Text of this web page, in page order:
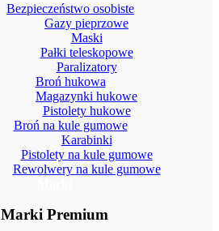
Bezpieczeństwo osobiste
Gazy pieprzowe
Maski
Pałki teleskopowe
Paralizatory
Broń hukowa
Magazynki hukowe
Pistolety hukowe
Broń na kule gumowe
Karabinki
Pistolety na kule gumowe
Rewolwery na kule gumowe
Marki Premium